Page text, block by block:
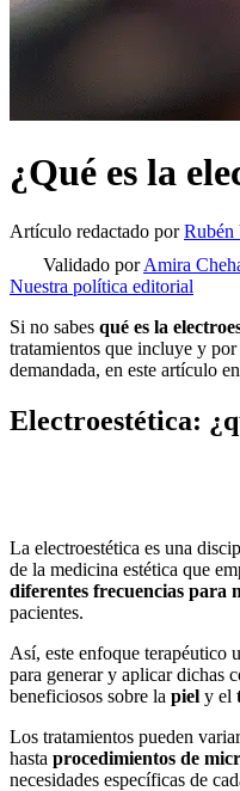
¿Qué es la
Artículo redactado porRubén
Validado porAmira
Nuestra política editorial
Si no sabes qué es la
tratamientos que incluye y
demandada, en este artículo
Electroestética:
La electroestética es una
de la medicina estética que
diferentes frecuencias para
pacientes.
Así, este enfoque terapéutico
para generar y aplicar dichas
beneficiosos sobre la piel y el
Los tratamientos pueden
hasta procedimientos de
necesidades específicas de